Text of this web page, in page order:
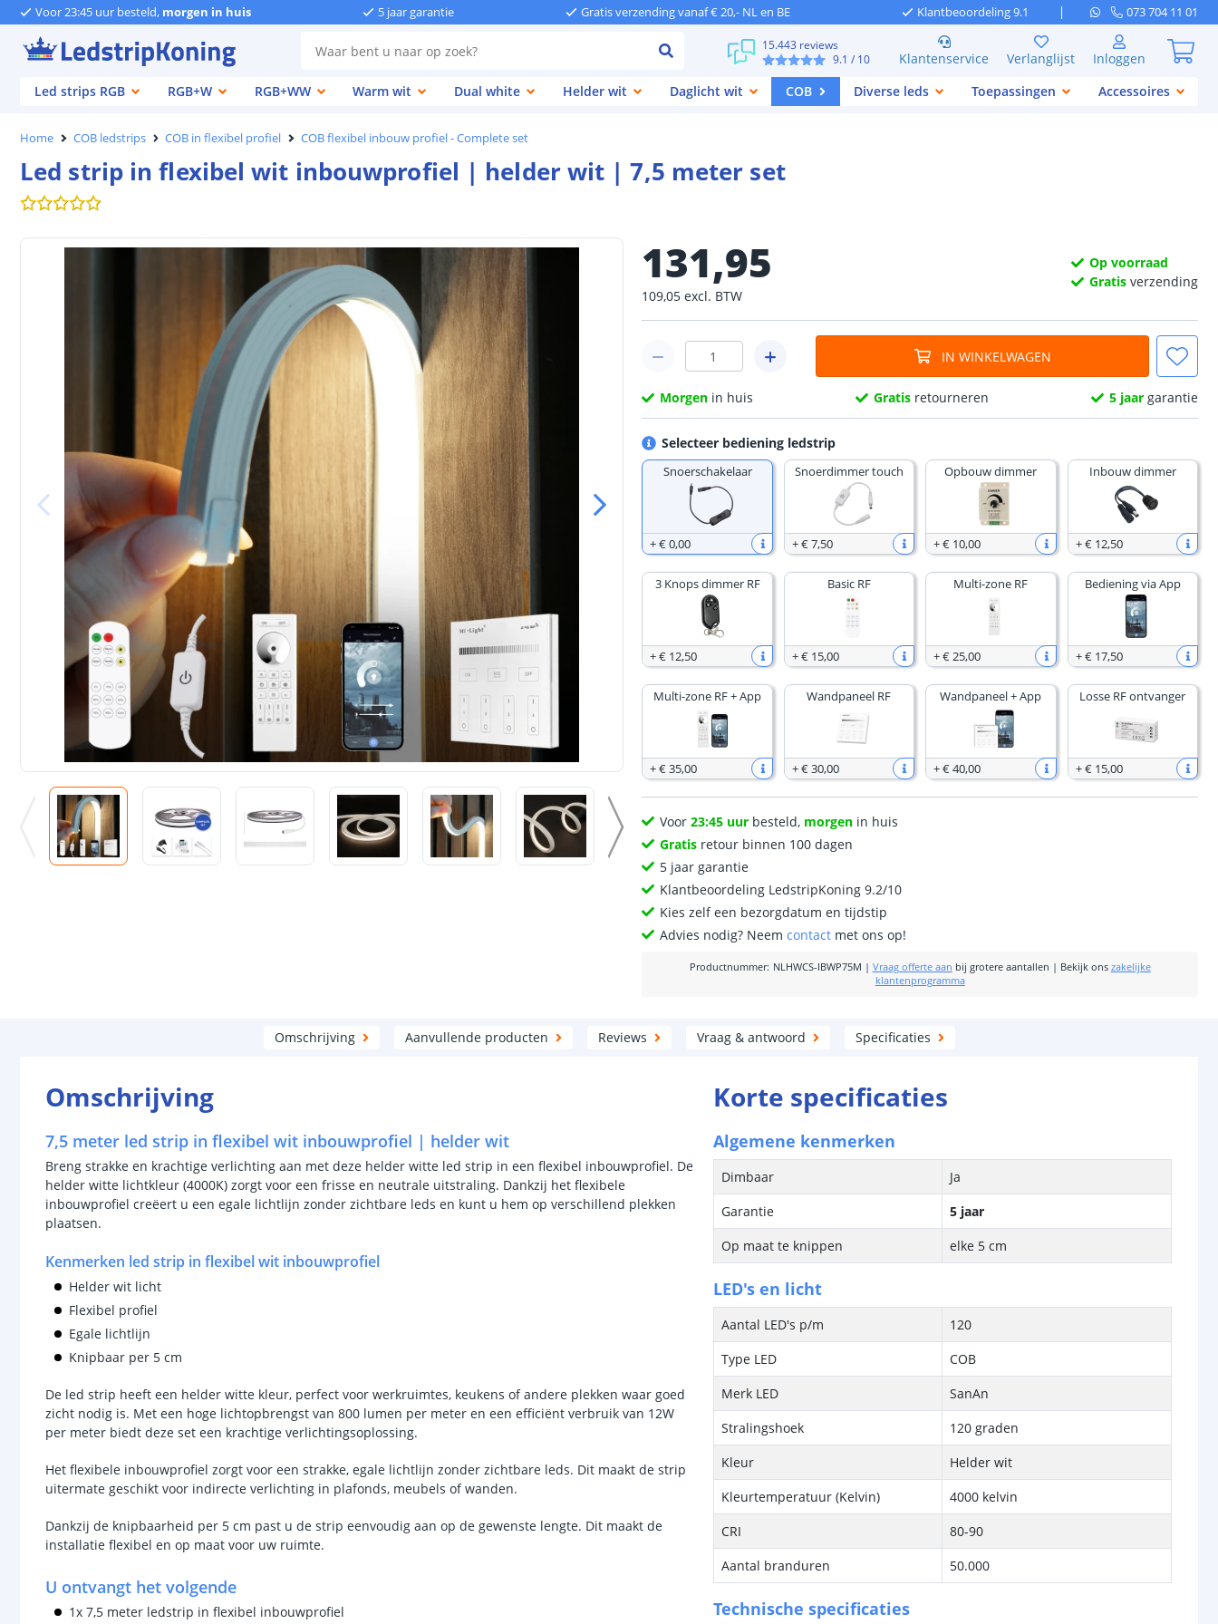
Voor 23:45 uur besteld, morgen in huis 5 jaar garantie Gratis verzending vanaf € 20,- NL en BE Klantbeoordeling 9.1 073 704 11 01
15.443 reviews
9.1 / 10 Klantenservice Verlanglijst
Inloggen
Led strips RGB
RGB+W RGB+WW Warm wit Dual white Helder wit Daglicht wit COB Diverse leds Toepassingen Accessoires
Home COB ledstrips COB in flexibel profiel COB flexibel inbouw profiel - Complete set
Led strip in flexibel wit inbouwprofiel | helder wit | 7,5 meter set
131,95
109,05 excl. BTW
Op voorraad
Gratis verzending
IN WINKELWAGEN
Morgen in huis Gratis retourneren 5 jaargarantie
Selecteer bediening ledstrip
Snoerschakelaar
+€ 0,00
Snoerdimmer touch
+€ 7,50
Opbouw dimmer
+€ 10,00
Inbouw dimmer
+€ 12,50
3 Knops dimmer RF
+€ 12,50
Basic RF
+€ 15,00
Multi-zone RF
+€ 25,00
Bediening via App
+€ 17,50
Multi-zone RF + App
+€ 35,00
Wandpaneel RF
+€ 30,00
Wandpaneel + App
+€ 40,00
Losse RF ontvanger
+€ 15,00
Voor23:45 uur besteld, morgen in huis
Gratis retour binnen 100 dagen
5 jaar garantie
Klantbeoordeling LedstripKoning 9.2/10
Kies zelf een bezorgdatum en tijdstip
Advies nodig? Neemcontact met ons op!
Productnummer: NLHWCS-IBWP75M | Vraag offerte aan bij grotere aantallen | Bekijk ons zakelijke
klantenprogramma
Omschrijving Aanvullende producten Reviews Vraag & antwoord Specificaties
Omschrijving
7,5 meter led strip in flexibel wit inbouwprofiel | helder wit
Breng strakke en krachtige verlichting aan met deze helder witte led strip in een flexibel inbouwprofiel. De
helder witte lichtkleur (4000K) zorgt voor een frisse en neutrale uitstraling. Dankzij het flexibele
inbouwprofiel creëert u een egale lichtlijn zonder zichtbare leds en kunt u hem op verschillend plekken
plaatsen.
Kenmerken led strip in flexibel wit inbouwprofiel
Helder wit licht
Flexibel profiel
Egale lichtlijn
Knipbaar per 5 cm
De led strip heeft een helder witte kleur, perfect voor werkruimtes, keukens of andere plekken waar goed
zicht nodig is. Met een hoge lichtopbrengst van 800 lumen per meter en een efficiënt verbruik van 12W
per meter biedt deze set een krachtige verlichtingsoplossing.
Het flexibele inbouwprofiel zorgt voor een strakke, egale lichtlijn zonder zichtbare leds. Dit maakt de strip
uitermate geschikt voor indirecte verlichting in plafonds, meubels of wanden.
Dankzij de knipbaarheid per 5 cm past u de strip eenvoudig aan op de gewenste lengte. Dit maakt de
installatie flexibel en op maat voor uw ruimte.
U ontvangt het volgende
1x 7,5 meter ledstrip in flexibel inbouwprofiel
Korte specificaties
Algemene kenmerken
Dimbaar
Ja
Garantie
5 jaar
Op maat te knippen
elke 5 cm
LED's en licht
Aantal LED's p/m
120
Type LED
COB
Merk LED
SanAn
Stralingshoek
120 graden
Kleur
Helder wit
Kleurtemperatuur (Kelvin)
4000 kelvin
CRI
80-90
Aantal branduren
50.000
Technische specificaties